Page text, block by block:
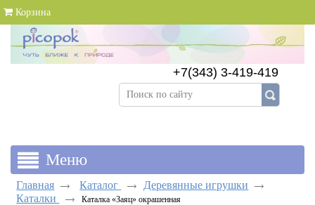
+7(343) 3-419-419
+7(343) 383-89-69
Корзина
Главная Каталог
Деревянные игрушки
Каталки
Каталка «Заяц» окрашенная